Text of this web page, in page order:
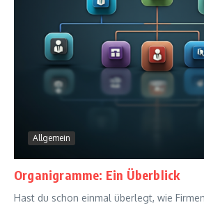
Allgemein
Organigramme: Ein Überblick
Hast du schon einmal überlegt, wie